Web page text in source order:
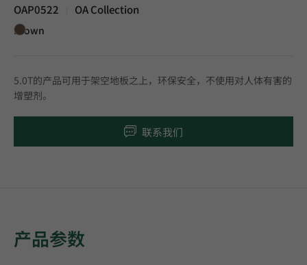
OAP0522 OA Collection
Brown
5.0T的产品可用于架空地板之上，环保安全，不使用对人体有害的
增塑剂。
联系我们
产品参数